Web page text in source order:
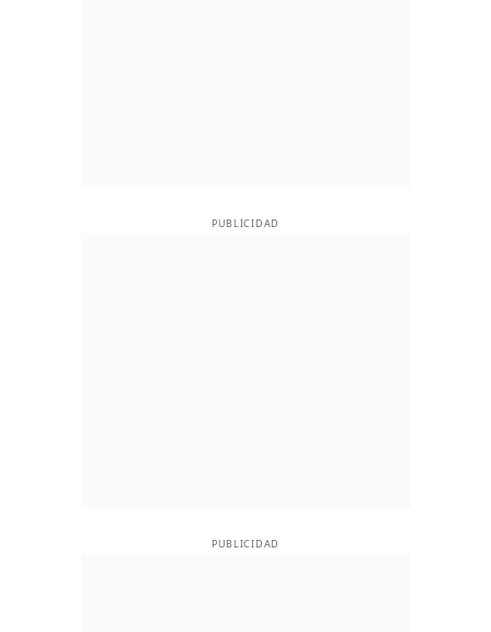
PUBLICIDAD
PUBLICIDAD